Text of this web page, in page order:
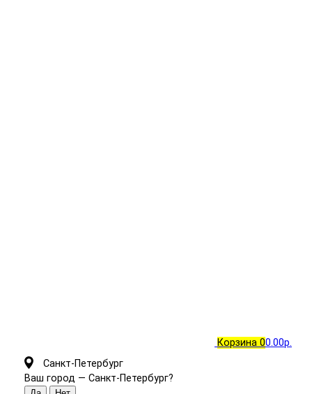
Корзина 00.00р.
Санкт-Петербург
Ваш город — Санкт-Петербург?